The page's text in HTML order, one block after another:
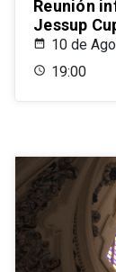
Reunión
Jessup
10 de
19:00